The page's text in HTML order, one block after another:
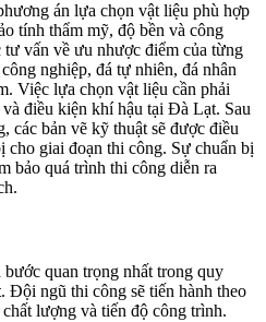
án lựa chọn vật liệu phù hợp
tính thẩm mỹ, độ bền và công
vấn về ưu nhược điểm của từng
nghiệp, đá tự nhiên, đá nhân
Việc lựa chọn vật liệu cần phải
điều kiện khí hậu tại Đà Lạt. Sau
các bản vẽ kỹ thuật sẽ được điều
cho giai đoạn thi công. Sự chuẩn bị
bảo quá trình thi công diễn ra
quan trọng nhất trong quy
. Đội ngũ thi công sẽ tiến hành theo
lượng và tiến độ công trình.